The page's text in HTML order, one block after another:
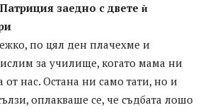
заедно с двете ѝ
по цял ден плачехме и
за училище, когато мама ни
от нас. Остана ни само тати, но и
оплакваше се, че съдбата лошо